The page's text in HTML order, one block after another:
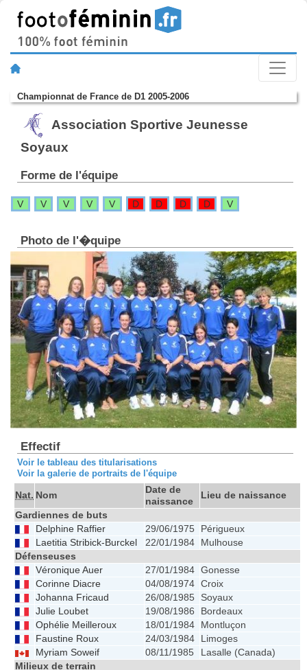
Championnat de France de D1 2005-2006
Association Sportive Jeunesse
Soyaux
Forme de l'équipe
V V V V V D D D D V
Photo de l'�quipe
Effectif
Voir le tableau des titularisations
Voir la galerie de portraits de l'équipe
Nat. Nom
Date de
naissance
Lieu de naissance
Gardiennes de buts
Delphine Raffier
29/06/1975
Périgueux
Laetitia Stribick-Burckel
22/01/1984
Mulhouse
Défenseuses
Véronique Auer
27/01/1984 Gonesse
Corinne Diacre
04/08/1974 Croix
Johanna Fricaud
26/08/1985
Soyaux
Julie Loubet
19/08/1986
Bordeaux
Ophélie Meilleroux
18/01/1984
Montluçon
Faustine Roux
24/03/1984
Limoges
Myriam Soweif
08/11/1985
Lasalle (Canada)
Milieux de terrain